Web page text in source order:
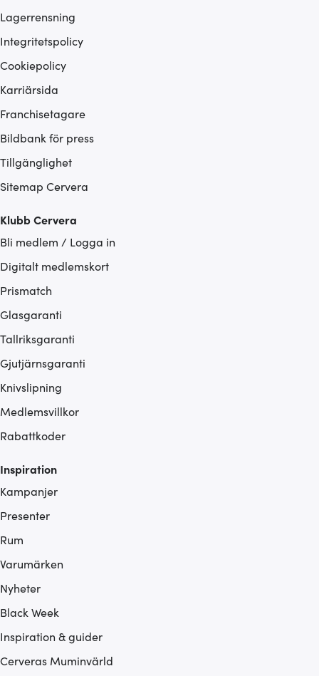
Lagerrensning
Integritetspolicy
Cookiepolicy
Karriärsida
Franchisetagare
Bildbank för press
Tillgänglighet
Sitemap Cervera
Klubb Cervera
Bli medlem / Logga in
Digitalt medlemskort
Prismatch
Glasgaranti
Tallriksgaranti
Gjutjärnsgaranti
Knivslipning
Medlemsvillkor
Rabattkoder
Inspiration
Kampanjer
Presenter
Rum
Varumärken
Nyheter
Black Week
Inspiration & guider
Cerveras Muminvärld